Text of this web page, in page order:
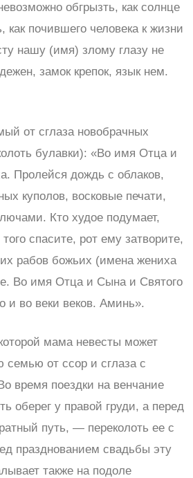
обгрызть, как солнце
как почившего человека к жизни
нашу (имя) злому глазу не
замок крепок, язык нем.
от сглаза новобрачных
булавки): «Во имя Отца и
Пролейся дождь с облаков,
куполов, восковые печати,
Кто худое подумает,
спасите, рот ему затворите,
рабов божьих (имена жениха
Во имя Отца и Сына и Святого
и во веки веков. Аминь».
мама невесты может
семью от ссор и сглаза с
время поездки на венчание
оберег у правой груди, а перед
путь, — переколоть ее с
празднованием свадьбы эту
также на подоле